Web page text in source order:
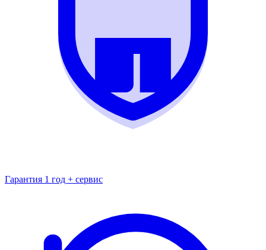
Гарантия 1 год + сервис